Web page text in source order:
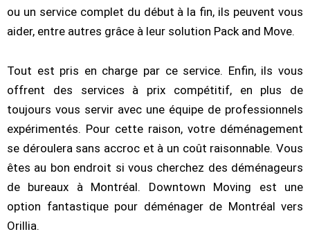
ou un service complet du début à la fin, ils peuvent vous
aider, entre autres grâce à leur solution Pack and Move.
Tout est pris en charge par ce service. Enfin, ils vous
offrent des services à prix compétitif, en plus de
toujours vous servir avec une équipe de professionnels
expérimentés. Pour cette raison, votre déménagement
se déroulera sans accroc et à un coût raisonnable. Vous
êtes au bon endroit si vous cherchez des déménageurs
de bureaux à Montréal. Downtown Moving est une
option fantastique pour déménager de Montréal vers
Orillia.